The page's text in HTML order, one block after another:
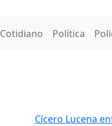
Cotidiano Política
Cícero Lucena